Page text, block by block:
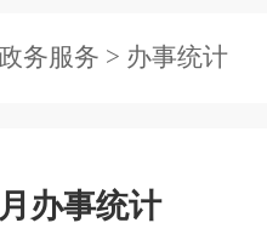
务服务 > 办事统计
办事统计